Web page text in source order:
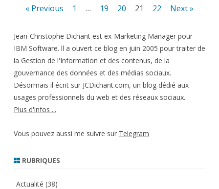
Pagination
publications
« Previous 1 … 19 20 21 22 Next »
Jean-Christophe Dichant est ex-Marketing Manager pour
IBM Software. ll a ouvert ce blog en juin 2005 pour traiter de
la Gestion de l'Information et des contenus, de la
gouvernance des données et des médias sociaux.
Désormais il écrit sur JCDichant.com, un blog dédié aux
usages professionnels du web et des réseaux sociaux.
Plus d'infos ...
Vous pouvez aussi me suivre sur Telegram
RUBRIQUES
Actualité (38)